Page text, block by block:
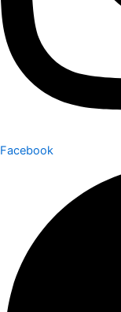
Facebook